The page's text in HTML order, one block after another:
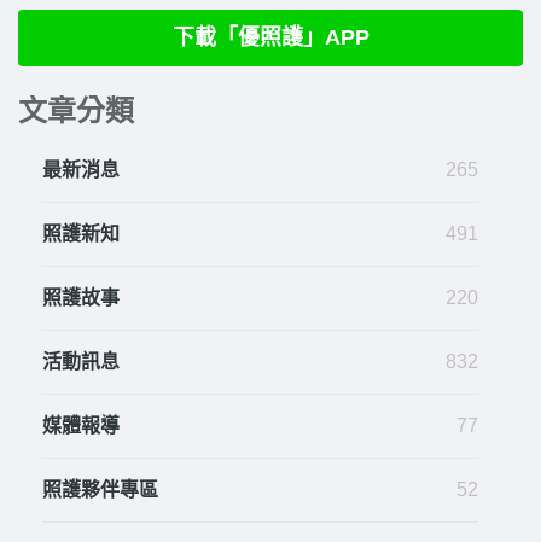
下載「優照護」APP
文章分類
最新消息 265
照護新知 491
照護故事 220
活動訊息 832
媒體報導 77
照護夥伴專區 52